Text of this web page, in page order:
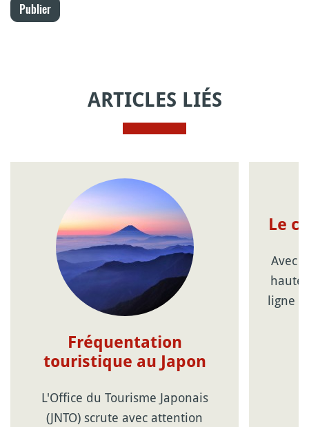
Publier
ARTICLES LIÉS
Fréquentation
touristique au Japon
L'Office du Tourisme Japonais
(JNTO) scrute avec attention
Le
Avec
haute
ligne